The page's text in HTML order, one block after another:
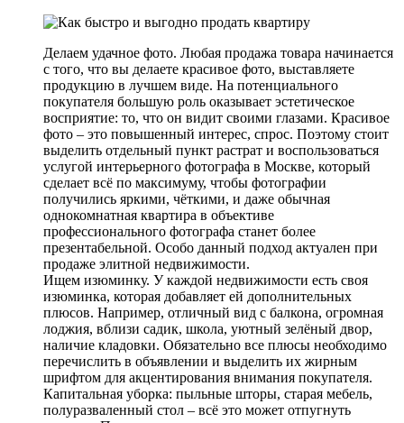
Делаем удачное фото. Любая продажа товара начинается
с того, что вы делаете красивое фото, выставляете
продукцию в лучшем виде. На потенциального
покупателя большую роль оказывает эстетическое
восприятие: то, что он видит своими глазами. Красивое
фото – это повышенный интерес, спрос. Поэтому стоит
выделить отдельный пункт растрат и воспользоваться
услугой интерьерного фотографа в Москве, который
сделает всё по максимуму, чтобы фотографии
получились яркими, чёткими, и даже обычная
однокомнатная квартира в объективе
профессионального фотографа станет более
презентабельной. Особо данный подход актуален при
продаже элитной недвижимости.
Ищем изюминку. У каждой недвижимости есть своя
изюминка, которая добавляет ей дополнительных
плюсов. Например, отличный вид с балкона, огромная
лоджия, вблизи садик, школа, уютный зелёный двор,
наличие кладовки. Обязательно все плюсы необходимо
перечислить в объявлении и выделить их жирным
шрифтом для акцентирования внимания покупателя.
Капитальная уборка: пыльные шторы, старая мебель,
полуразваленный стол – всё это может отпугнуть